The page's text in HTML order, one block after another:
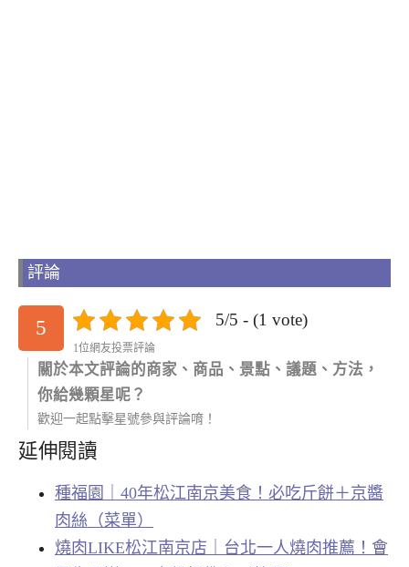
評論
5 5/5 - (1 vote)
1位網友投票評論
關於本文評論的商家、商品、景點、議題、方法，
你給幾顆星呢？
歡迎一起點擊星號參與評論唷！
延伸閱讀
種福園｜40年松江南京美食！必吃斤餅＋京醬
肉絲（菜單）
燒肉LIKE松江南京店｜台北一人燒肉推薦！會